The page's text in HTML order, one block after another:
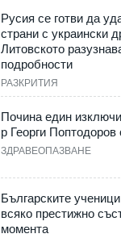
Русия се готви да
страни с украински
Литовското
подробности
РАЗКРИТИЯ
Почина един
р Георги Поптодоров
ЗДРАВЕОПАЗВАНЕ
Българските
всяко престижно
момента